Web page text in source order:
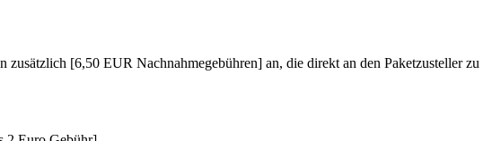
[6,50 EUR Nachnahmegebühren] an, die direkt an den Paketzusteller zu